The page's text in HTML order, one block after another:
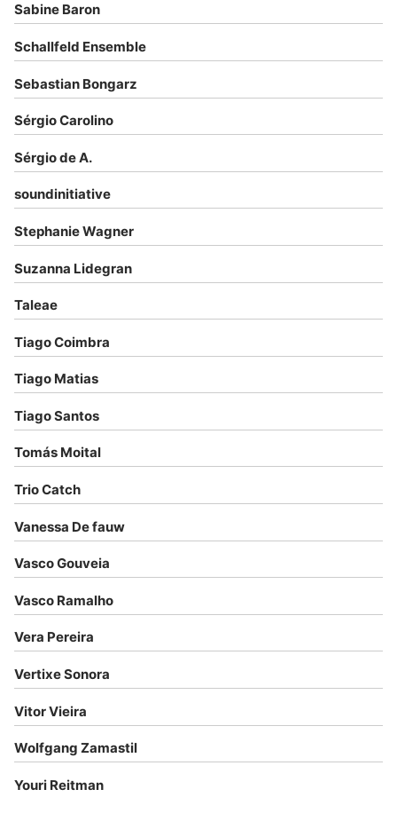
Sabine Baron
Schallfeld Ensemble
Sebastian Bongarz
Sérgio Carolino
Sérgio de A.
soundinitiative
Stephanie Wagner
Suzanna Lidegran
Taleae
Tiago Coimbra
Tiago Matias
Tiago Santos
Tomás Moital
Trio Catch
Vanessa De fauw
Vasco Gouveia
Vasco Ramalho
Vera Pereira
Vertixe Sonora
Vitor Vieira
Wolfgang Zamastil
Youri Reitman